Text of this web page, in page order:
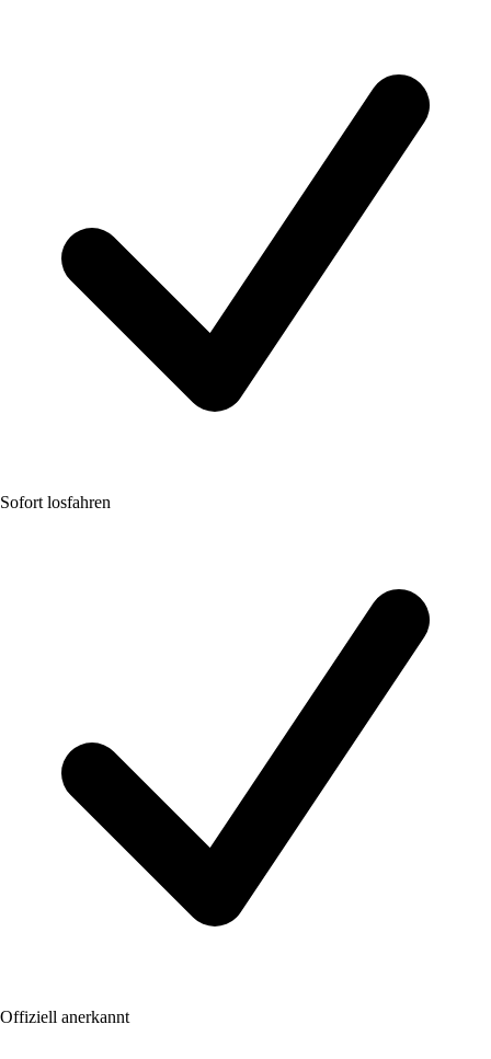
Sofort losfahren
Offiziell anerkannt